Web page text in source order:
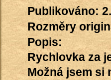
Publikováno:
Rozměry
Popis:
Rychlovka za
Možná jsem si